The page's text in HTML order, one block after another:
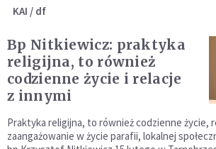
KAI / df
Bp Nitkiewicz: praktyka
religijna, to również
codzienne życie i relacje
z innymi
Praktyka religijna, to również codzienne życie,
zaangażowanie w życie parafii, lokalnej